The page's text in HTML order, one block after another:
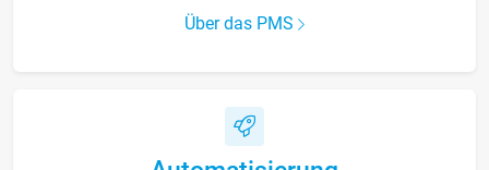
Über das PMS